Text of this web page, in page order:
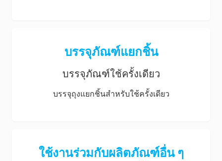
บรรจุภัณฑ์แยกชิ้น
บรรจุภัณฑ์ใช้ครั้งเดียว
บรรจุถุงแยกชิ้นสำหรับใช้ครั้งเดียว
ใช้งานร่วมกับผลิตภัณฑ์อื่น ๆ